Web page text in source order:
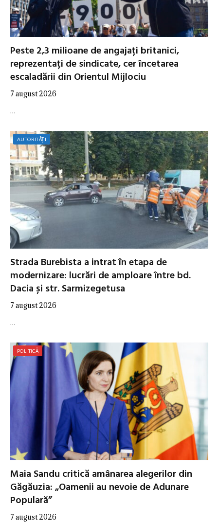
Peste 2,3 milioane de angajați britanici,
reprezentați de sindicate, cer încetarea
escaladării din Orientul Mijlociu
7 august 2026
…
AUTORITĂȚI
Strada Burebista a intrat în etapa de
modernizare: lucrări de amploare între bd.
Dacia și str. Sarmizegetusa
7 august 2026
…
POLITICĂ
Maia Sandu critică amânarea alegerilor din
Găgăuzia: „Oamenii au nevoie de Adunare
Populară”
7 august 2026